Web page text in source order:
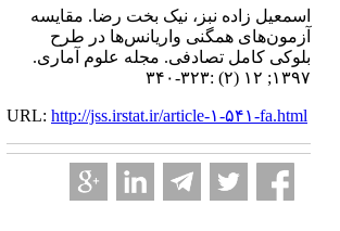
اسمعیل زاده نبز، نیک بخت رضا. مقایسه
آزمون‌های همگنی واریانس‌ها در طرح
بلوکی کامل تصادفی. مجله علوم آماری.
۱۳۹۷; ۱۲ (۲) :۳۲۳-۳۴۰
URL: http://jss.irstat.ir/article-۱-۵۴۱-fa.html